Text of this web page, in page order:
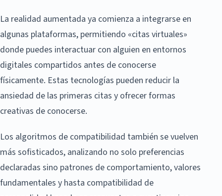
La realidad aumentada ya comienza a integrarse en
algunas plataformas, permitiendo «citas virtuales»
donde puedes interactuar con alguien en entornos
digitales compartidos antes de conocerse
físicamente. Estas tecnologías pueden reducir la
ansiedad de las primeras citas y ofrecer formas
creativas de conocerse.
Los algoritmos de compatibilidad también se vuelven
más sofisticados, analizando no solo preferencias
declaradas sino patrones de comportamiento, valores
fundamentales y hasta compatibilidad de